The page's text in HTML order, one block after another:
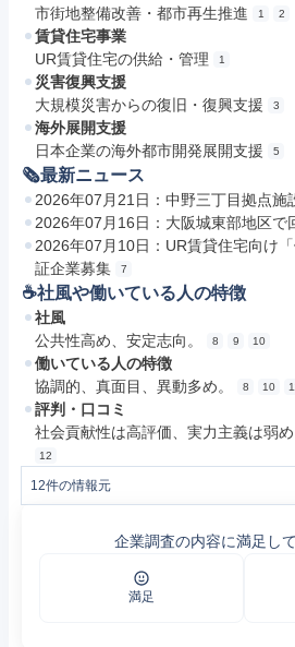
市街地整備改善・都市再生推進
1 2
賃貸住宅事業
UR賃貸住宅の供給・管理
1
災害復興支援
大規模災害からの復旧・復興支援
3
海外展開支援
日本企業の海外都市開発展開支援
5
🗞最新ニュース
2026年07月21日：中野三丁目拠点施
2026年07月16日：大阪城東部地区で
2026年07月10日：UR賃貸住宅向け
証企業募集
7
☕️社風や働いている人の特徴
社風
公共性高め、安定志向。
8 9 10
働いている人の特徴
協調的、真面目、異動多め。
8 10
評判・口コミ
社会貢献性は高評価、実力主義は弱め
12
12件の情報元
ＵＲ都市機構の概要 | ＵＲ都市機構
事業紹介｜新卒採用情報｜UR都市機構
2026年 | ＵＲ都市機構
企業調査の内容に満足し
満足